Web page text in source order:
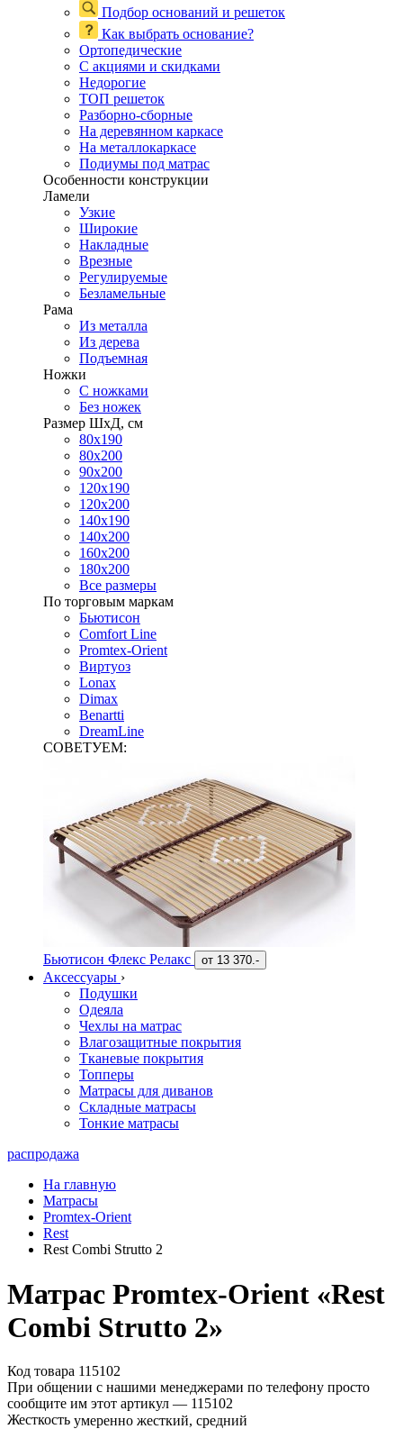
Подбор оснований и решеток
Как выбрать основание?
Ортопедические
С акциями и скидками
Недорогие
ТОП решеток
Разборно-сборные
На деревянном каркасе
На металлокаркасе
Подиумы под матрас
Особенности конструкции
Ламели
Узкие
Широкие
Накладные
Врезные
Регулируемые
Безламельные
Рама
Из металла
Из дерева
Подъемная
Ножки
С ножками
Без ножек
Размер ШхД, см
80х190
80х200
90х200
120х190
120х200
140х190
140х200
160х200
180х200
Все размеры
По торговым маркам
Бьютисон
Comfort Line
Promtex-Orient
Виртуоз
Lonax
Dimax
Benartti
DreamLine
СОВЕТУЕМ:
Бьютисон Флекс Релакс от 13 370.-
Аксессуары ›
Подушки
Одеяла
Чехлы на матрас
Влагозащитные покрытия
Тканевые покрытия
Топперы
Матрасы для диванов
Складные матрасы
Тонкие матрасы
распродажа
На главную
Матрасы
Promtex-Orient
Rest
Rest Combi Strutto 2
Матрас Promtex-Orient «Rest
Combi Strutto 2»
Код товара 115102
При общении с нашими менеджерами по телефону просто
сообщите им этот артикул — 115102
Жесткость умеренно жесткий, средний